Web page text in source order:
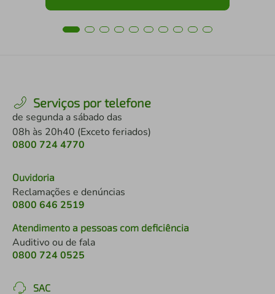
Serviços por telefone
de segunda a sábado das
08h às 20h40 (Exceto feriados)
0800 724 4770
Ouvidoria
Reclamações e denúncias
0800 646 2519
Atendimento a pessoas com deficiência
Auditivo ou de fala
0800 724 0525
SAC